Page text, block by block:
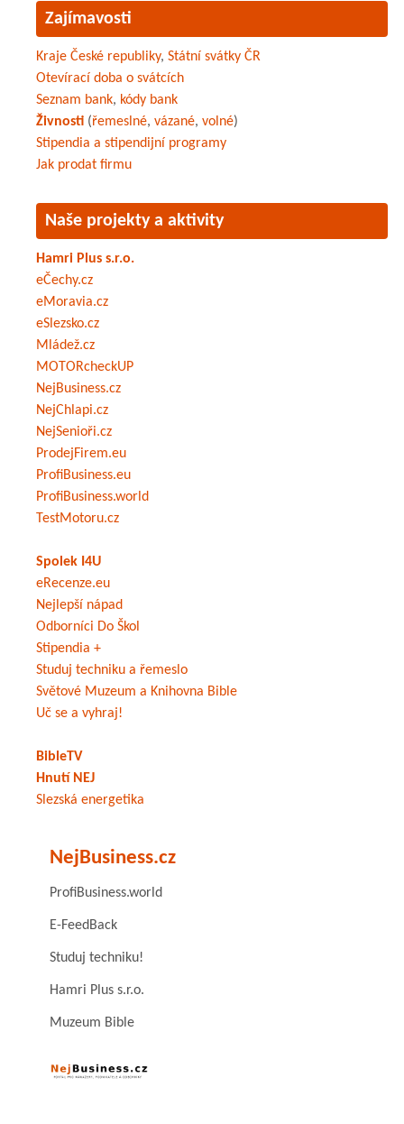
Zajímavosti
Kraje České republiky, Státní svátky ČR
Otevírací doba o svátcích
Seznam bank, kódy bank
Živnosti (řemeslné, vázané, volné)
Stipendia a stipendijní programy
Jak prodat firmu
Naše projekty a aktivity
Hamri Plus s.r.o.
eČechy.cz
eMoravia.cz
eSlezsko.cz
Mládež.cz
MOTORcheckUP
NejBusiness.cz
NejChlapi.cz
NejSenioři.cz
ProdejFirem.eu
ProfiBusiness.eu
ProfiBusiness.world
TestMotoru.cz
Spolek I4U
eRecenze.eu
Nejlepší nápad
Odborníci Do Škol
Stipendia +
Studuj techniku a řemeslo
Světové Muzeum a Knihovna Bible
Uč se a vyhraj!
BibleTV
Hnutí NEJ
Slezská energetika
NejBusiness.cz
ProfiBusiness.world
E-FeedBack
Studuj techniku!
Hamri Plus s.r.o.
Muzeum Bible